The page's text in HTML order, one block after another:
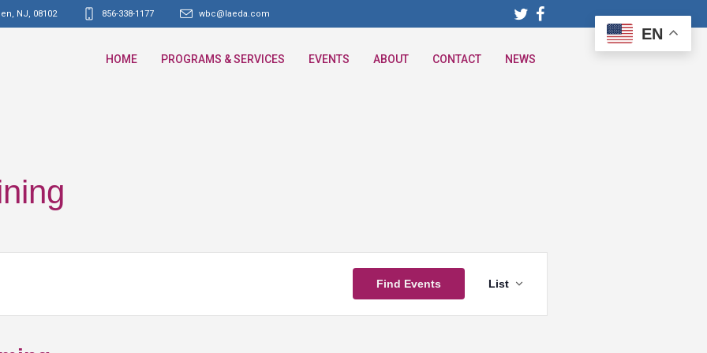
NJ 08102 856-338-1177 wbc@laeda.com
HOME PROGRAMS & SERVICES EVENTS ABOUT CONTACT NEWS
Find Events
Views
Navigation
List
EN